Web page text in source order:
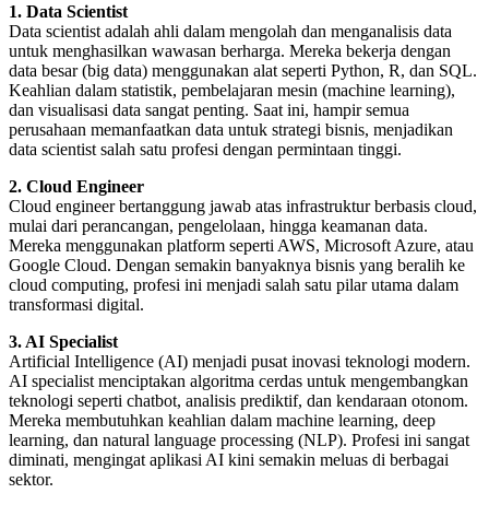
1. Data Scientist
Data scientist adalah ahli dalam mengolah dan menganalisis data
untuk menghasilkan wawasan berharga. Mereka bekerja dengan
data besar (big data) menggunakan alat seperti Python, R, dan SQL.
Keahlian dalam statistik, pembelajaran mesin (machine learning),
dan visualisasi data sangat penting. Saat ini, hampir semua
perusahaan memanfaatkan data untuk strategi bisnis, menjadikan
data scientist salah satu profesi dengan permintaan tinggi.
2. Cloud Engineer
Cloud engineer bertanggung jawab atas infrastruktur berbasis cloud,
mulai dari perancangan, pengelolaan, hingga keamanan data.
Mereka menggunakan platform seperti AWS, Microsoft Azure, atau
Google Cloud. Dengan semakin banyaknya bisnis yang beralih ke
cloud computing, profesi ini menjadi salah satu pilar utama dalam
transformasi digital.
3. AI Specialist
Artificial Intelligence (AI) menjadi pusat inovasi teknologi modern.
AI specialist menciptakan algoritma cerdas untuk mengembangkan
teknologi seperti chatbot, analisis prediktif, dan kendaraan otonom.
Mereka membutuhkan keahlian dalam machine learning, deep
learning, dan natural language processing (NLP). Profesi ini sangat
diminati, mengingat aplikasi AI kini semakin meluas di berbagai
sektor.